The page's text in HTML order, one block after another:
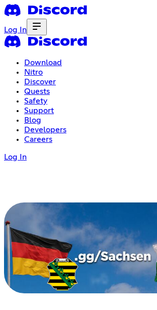
Log In
Download
Nitro
Discover
Quests
Safety
Support
Blog
Developers
Careers
Log In